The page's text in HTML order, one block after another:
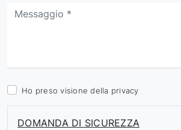
Ho preso visione della privacy
DOMANDA DI SICUREZZA